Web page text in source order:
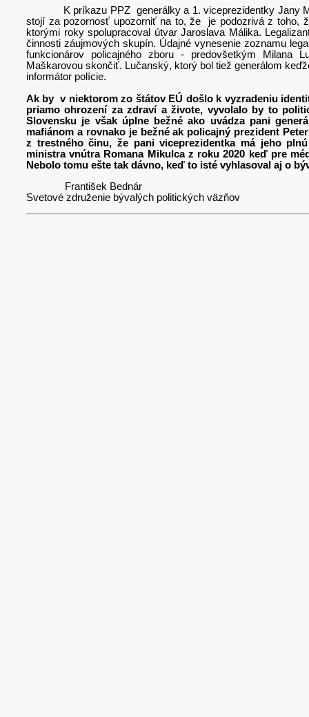
K príkazu PPZ generálky a 1. viceprezidentky Jany
stojí za pozornosť upozorniť na to, že je podozrivá z toho,
ktorými roky spolupracoval útvar Jaroslava Málika.
činnosti záujmových skupín. Údajné vynesenie zoznamu
funkcionárov policajného zboru - predovšetkým Milana
Maškarovou skončiť. Lučanský, ktorý bol tiež generálom
informátor polície.
Ak by v niektorom zo štátov EÚ došlo k vyzradeniu
priamo ohrození za zdraví a živote, vyvolalo by to
Slovensku je však úplne bežné ako uvádza pani
mafiánom a rovnako je bežné ak policajný prezident
z trestného činu, že pani viceprezidentka má jeho
ministra vnútra Romana Mikulca z roku 2020 keď pre
Nebolo tomu ešte tak dávno, keď to isté vyhlasoval aj o
František Bednár
Svetové združenie bývalých politických väzňov